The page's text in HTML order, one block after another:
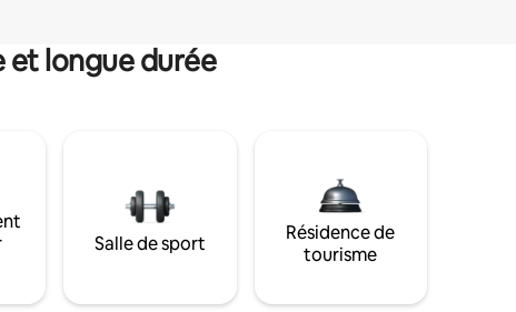
et longue durée
Salle de sport
Résidence de
tourisme